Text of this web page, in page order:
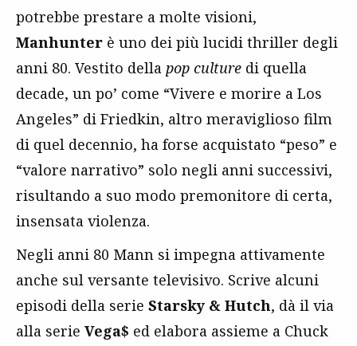
potrebbe prestare a molte visioni,
Manhunter è uno dei più lucidi thriller degli
anni 80. Vestito della pop culture di quella
decade, un po’ come “Vivere e morire a Los
Angeles” di Friedkin, altro meraviglioso film
di quel decennio, ha forse acquistato “peso” e
“valore narrativo” solo negli anni successivi,
risultando a suo modo premonitore di certa,
insensata violenza.
Negli anni 80 Mann si impegna attivamente
anche sul versante televisivo. Scrive alcuni
episodi della serie Starsky & Hutch, dà il via
alla serie Vega$ ed elabora assieme a Chuck